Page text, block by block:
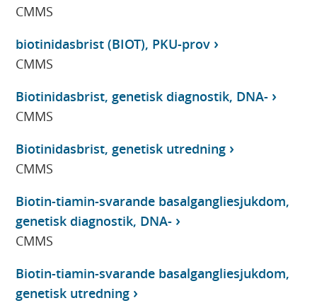
CMMS
biotinidasbrist (BIOT), PKU-prov
CMMS
Biotinidasbrist, genetisk diagnostik, DNA-
CMMS
Biotinidasbrist, genetisk utredning
CMMS
Biotin-tiamin-svarande basalgangliesjukdom,
genetisk diagnostik, DNA-
CMMS
Biotin-tiamin-svarande basalgangliesjukdom,
genetisk utredning